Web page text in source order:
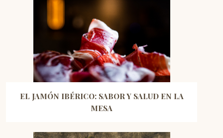
EL JAMÓN IBÉRICO: SABOR Y SALUD EN LA
MESA